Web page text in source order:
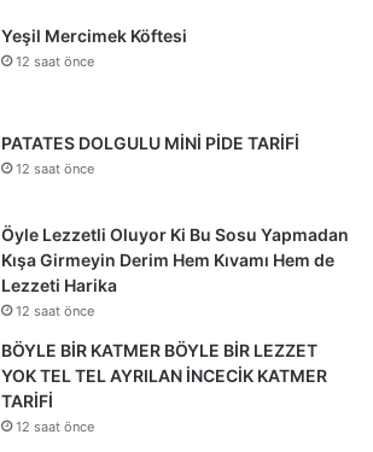
Yeşil Mercimek Köftesi
12 saat önce
PATATES DOLGULU MİNİ PİDE TARİFİ
12 saat önce
Öyle Lezzetli Oluyor Ki Bu Sosu Yapmadan
Kışa Girmeyin Derim Hem Kıvamı Hem de
Lezzeti Harika
12 saat önce
BÖYLE BİR KATMER BÖYLE BİR LEZZET
YOK TEL TEL AYRILAN İNCECİK KATMER
TARİFİ
12 saat önce